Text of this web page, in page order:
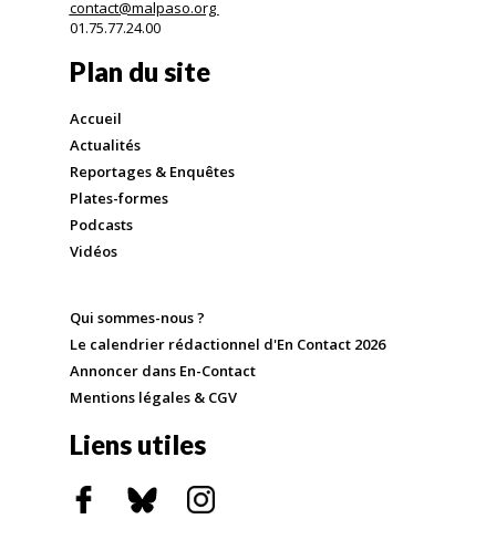
contact@malpaso.org
01.75.77.24.00
Plan du site
Accueil
Actualités
Reportages & Enquêtes
Plates-formes
Podcasts
Vidéos
Qui sommes-nous ?
Le calendrier rédactionnel d'En Contact 2026
Annoncer dans En-Contact
Mentions légales & CGV
Liens utiles